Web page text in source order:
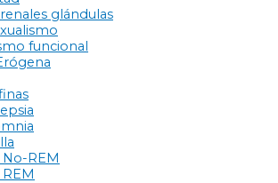
glándulas
funcional
REM